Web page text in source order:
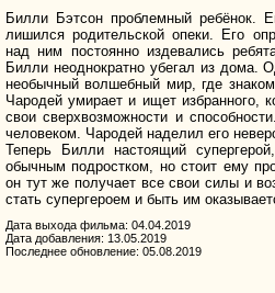
Билли Бэтсон проблемный ребёнок.
лишился родительской опеки. Его
над ним постоянно издевались
Билли неоднократно убегал из дома.
необычный волшебный мир, где
Чародей умирает и ищет избранного,
свои сверхвозможности и
человеком. Чародей наделил его
Теперь Билли настоящий
обычным подростком, но стоит ему
он тут же получает все свои силы и
стать супергероем и быть им
Дата выхода фильма: 04.04.2019
Дата добавления: 13.05.2019
Последнее обновление: 05.08.2019